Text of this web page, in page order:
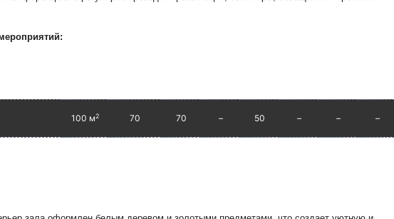
100 м2 70 70 – 50 – – –